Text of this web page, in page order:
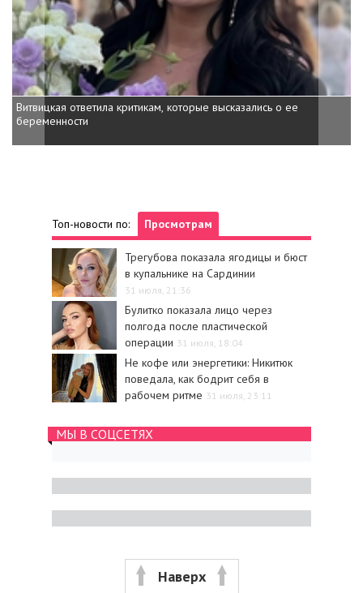
Витвицкая ответила критикам, которые высказались о ее
беременности
Кажанна ответила на
Топ-новости по: Просмотрам
Трегубова показала ягодицы и бюст
в купальнике на Сардинии
31 июля, 21:36
Булитко показала лицо через
полгода после пластической
операции 31 июля, 18:04
Не кофе или энергетики: Никитюк
поведала, как бодрит себя в
рабочем ритме 31 июля, 23:11
МЫ В СОЦСЕТЯХ
Наверх